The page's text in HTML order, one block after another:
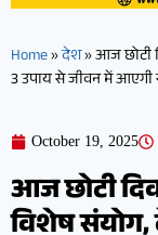
Home»देश»आज छोटी
3 उपाय से जीवन में
October 19, 2025
आज छोटी